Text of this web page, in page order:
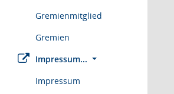
Gremienmitglied
Gremien
Impressum...
Impressum